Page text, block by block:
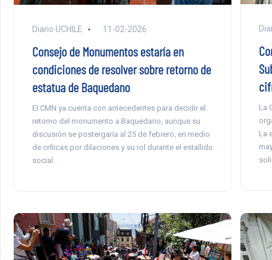
Diario UCHILE 11-02-2026
Consejo de Monumentos estaría en
condiciones de resolver sobre retorno de
estatua de Baquedano
El CMN ya cuenta con antecedentes para decidir el
retorno del monumento a Baquedano, aunque su
discusión se postergaría al 25 de febrero, en medio
de críticas por dilaciones y su rol durante el estallido
social.
La
La